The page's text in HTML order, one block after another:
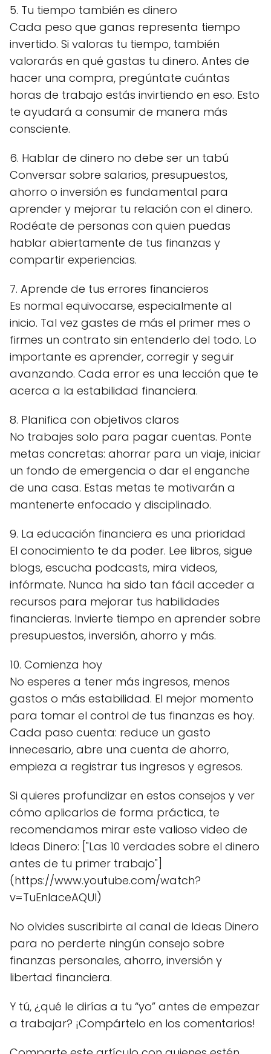
5. Tu tiempo también es dinero
Cada peso que ganas representa tiempo
invertido. Si valoras tu tiempo, también
valorarás en qué gastas tu dinero. Antes de
hacer una compra, pregúntate cuántas
horas de trabajo estás invirtiendo en eso. Esto
te ayudará a consumir de manera más
consciente.
6. Hablar de dinero no debe ser un tabú
Conversar sobre salarios, presupuestos,
ahorro o inversión es fundamental para
aprender y mejorar tu relación con el dinero.
Rodéate de personas con quien puedas
hablar abiertamente de tus finanzas y
compartir experiencias.
7. Aprende de tus errores financieros
Es normal equivocarse, especialmente al
inicio. Tal vez gastes de más el primer mes o
firmes un contrato sin entenderlo del todo. Lo
importante es aprender, corregir y seguir
avanzando. Cada error es una lección que te
acerca a la estabilidad financiera.
8. Planifica con objetivos claros
No trabajes solo para pagar cuentas. Ponte
metas concretas: ahorrar para un viaje, iniciar
un fondo de emergencia o dar el enganche
de una casa. Estas metas te motivarán a
mantenerte enfocado y disciplinado.
9. La educación financiera es una prioridad
El conocimiento te da poder. Lee libros, sigue
blogs, escucha podcasts, mira videos,
infórmate. Nunca ha sido tan fácil acceder a
recursos para mejorar tus habilidades
financieras. Invierte tiempo en aprender sobre
presupuestos, inversión, ahorro y más.
10. Comienza hoy
No esperes a tener más ingresos, menos
gastos o más estabilidad. El mejor momento
para tomar el control de tus finanzas es hoy.
Cada paso cuenta: reduce un gasto
innecesario, abre una cuenta de ahorro,
empieza a registrar tus ingresos y egresos.
Si quieres profundizar en estos consejos y ver
cómo aplicarlos de forma práctica, te
recomendamos mirar este valioso video de
Ideas Dinero: ["Las 10 verdades sobre el dinero
antes de tu primer trabajo"]
(https://www.youtube.com/watch?
v=TuEnlaceAQUI)
No olvides suscribirte al canal de Ideas Dinero
para no perderte ningún consejo sobre
finanzas personales, ahorro, inversión y
libertad financiera.
Y tú, ¿qué le dirías a tu “yo” antes de empezar
a trabajar? ¡Compártelo en los comentarios!